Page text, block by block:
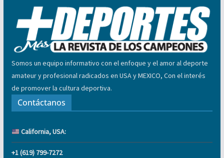
Somos un equipo informativo con el enfoque y el amor al deporte
amateur y profesional radicados en USA y MEXICO, Con el interés
de promover la cultura deportiva.
Contáctanos
California, USA:
+1 (619) 799-7272